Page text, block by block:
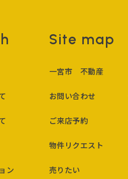
ン
Site map
一宮市 不動産
お問い合わせ
ご来店予約
物件リクエスト
売りたい